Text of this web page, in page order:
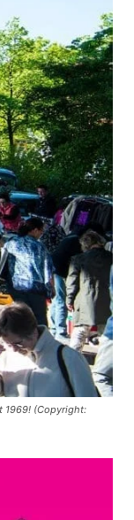
1969! (Copyright: